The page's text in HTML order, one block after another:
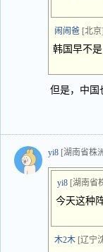
闹闹爸 [北京]
韩国早不
但是，中国
yi8 [湖南省株
yi8 [湖南省
今天这种
木2木 [辽宁